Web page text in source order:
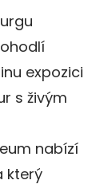
expozici
s živým
nabízí
který